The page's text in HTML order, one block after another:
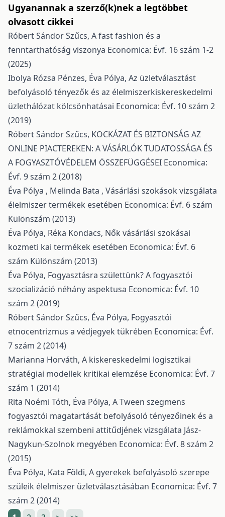
Ugyanannak a szerző(k)nek a legtöbbet
olvasott cikkei
Róbert Sándor Szűcs, A fast fashion és a
fenntarthatóság viszonya Economica: Évf. 16 szám 1-2
(2025)
Ibolya Rózsa Pénzes, Éva Pólya, Az üzletválasztást
befolyásoló tényezők és az élelmiszerkiskereskedelmi
üzlethálózat kölcsönhatásai Economica: Évf. 10 szám 2
(2019)
Róbert Sándor Szűcs, KOCKÁZAT ÉS BIZTONSÁG AZ
ONLINE PIACTEREKEN: A VÁSÁRLÓK TUDATOSSÁGA ÉS
A FOGYASZTÓVÉDELEM ÖSSZEFÜGGÉSEI Economica:
Évf. 9 szám 2 (2018)
Éva Pólya , Melinda Bata , Vásárlási szokások vizsgálata
élelmiszer termékek esetében Economica: Évf. 6 szám
Különszám (2013)
Éva Pólya, Réka Kondacs, Nők vásárlási szokásai
kozmeti kai termékek esetében Economica: Évf. 6
szám Különszám (2013)
Éva Pólya, Fogyasztásra születtünk? A fogyasztói
szocializáció néhány aspektusa Economica: Évf. 10
szám 2 (2019)
Róbert Sándor Szűcs, Éva Pólya, Fogyasztói
etnocentrizmus a védjegyek tükrében Economica: Évf.
7 szám 2 (2014)
Marianna Horváth, A kiskereskedelmi logisztikai
stratégiai modellek kritikai elemzése Economica: Évf. 7
szám 1 (2014)
Rita Noémi Tóth, Éva Pólya, A Tween szegmens
fogyasztói magatartását befolyásoló tényezőinek és a
reklámokkal szembeni attitűdjének vizsgálata Jász-
Nagykun-Szolnok megyében Economica: Évf. 8 szám 2
(2015)
Éva Pólya, Kata Földi, A gyerekek befolyásoló szerepe
szüleik élelmiszer üzletválasztásában Economica: Évf. 7
szám 2 (2014)